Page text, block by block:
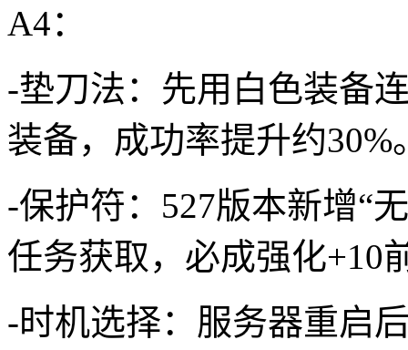
A4：
-垫刀法：先用白色装备
装备，成功率提升约30%
-保护符：527版本新增“
任务获取，必成强化+10
-时机选择：服务器重启